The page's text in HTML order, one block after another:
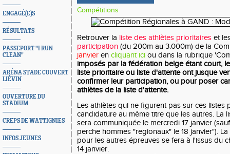
ENGAGÉ(E)S
RÉSULTATS
PASSEPORT "I RUN
CLEAN"
ARÉNA STADE COUVERT
LIÉVIN
OUVERTURE DU
STADIUM
CREPS DE WATTIGNIES
INFOS JEUNES
Compétitions
Retrouver la liste des athlètes prioritaires et
participation (du 200m au 3.000m) de la
janvier en cliquant ici ou dans la rubrique
imposés par la fédération belge étant court,
liste prioritaire ou liste d'attente ont jusque
confirmer leur participation, ou pour poser
athlètes de la liste d'attente.
Les athlètes qui ne figurent pas sur ces listes
candidature au même titre que les autres. La
sera communiquée le mercredi 17 janvier
perche hommes "regionaux" le 18 janvier").
pour les autres épreuves se fera à l'issus du
14 janvier.